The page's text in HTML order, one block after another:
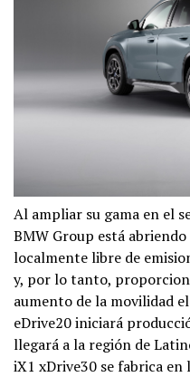
Al ampliar su gama en el
BMW Group está
localmente libre de
y, por lo tanto,
aumento de la movilidad
eDrive20 iniciará
llegará a la región de
iX1 xDrive30 se fabrica